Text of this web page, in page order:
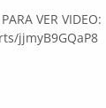
VER VIDEO:
jjmyB9GQaP8